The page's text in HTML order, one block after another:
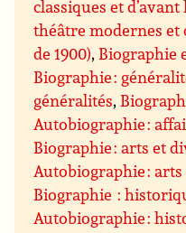
classiques et d’avant
théâtre modernes
de 1900), Biographie
Biographie :
généralités,
Autobiographie :
Biographie : arts et
Autobiographie :
Biographie :
Autobiographie :